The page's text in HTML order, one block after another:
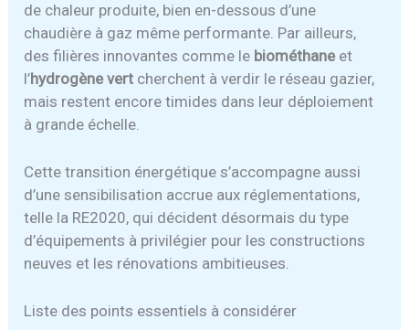
de chaleur produite, bien en-dessous d’une
chaudière à gaz même performante. Par ailleurs,
des filières innovantes comme le biométhaneet
l’hydrogène vert cherchent à verdir le réseau gazier,
mais restent encore timides dans leur déploiement
à grande échelle.
Cette transition énergétique s’accompagne aussi
d’une sensibilisation accrue aux réglementations,
telle la RE2020, qui décident désormais du type
d’équipements à privilégier pour les constructions
neuves et les rénovations ambitieuses.
Liste des points essentiels à considérer